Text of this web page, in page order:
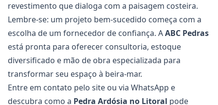
revestimento que dialoga com a paisagem costeira.
Lembre-se: um projeto bem-sucedido começa com a
escolha de um fornecedor de confiança. AABC Pedras
está pronta para oferecer consultoria, estoque
diversificado e mão de obra especializada para
transformar seu espaço à beira-mar.
Entre em contato pelo site ou via WhatsApp e
descubra como a Pedra Ardósia no Litoral pode